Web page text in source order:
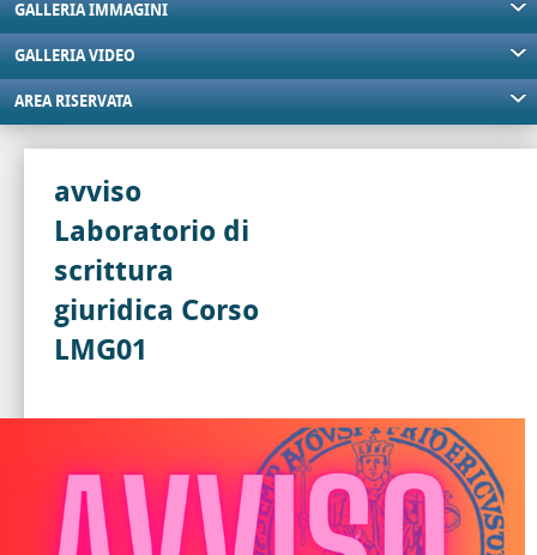
GALLERIA IMMAGINI
GALLERIA VIDEO
AREA RISERVATA
avviso
Laboratorio di
scrittura
giuridica Corso
LMG01